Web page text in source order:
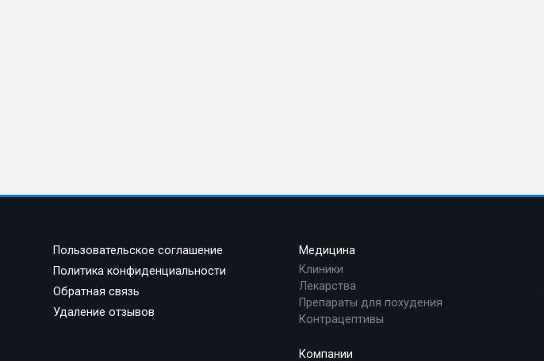
Пользовательское соглашение
Политика конфиденциальности
Обратная связь
Удаление отзывов
Медицина
Клиники
Лекарства
Препараты для похудения
Контрацептивы
Компании